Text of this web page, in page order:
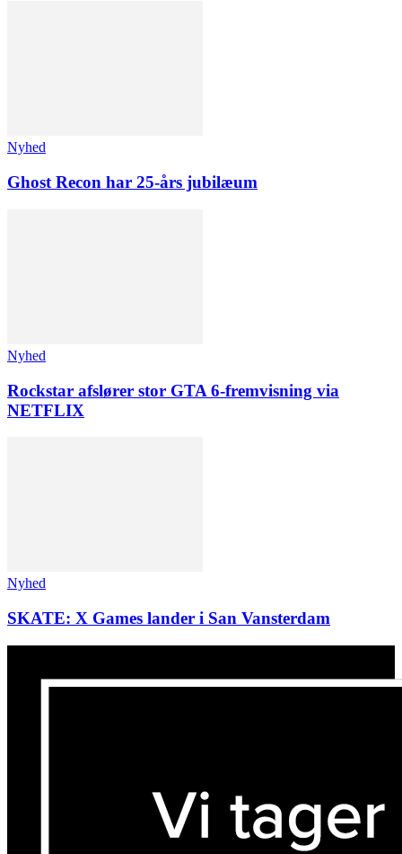
Nyhed
Ghost Recon har 25-års jubilæum
Nyhed
Rockstar afslører stor GTA 6-fremvisning via
NETFLIX
Nyhed
SKATE: X Games lander i San Vansterdam